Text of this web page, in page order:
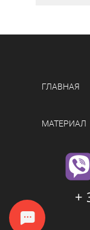
ГЛАВНАЯ
МАТЕРИАЛ
+